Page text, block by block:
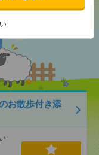
お散歩付き添